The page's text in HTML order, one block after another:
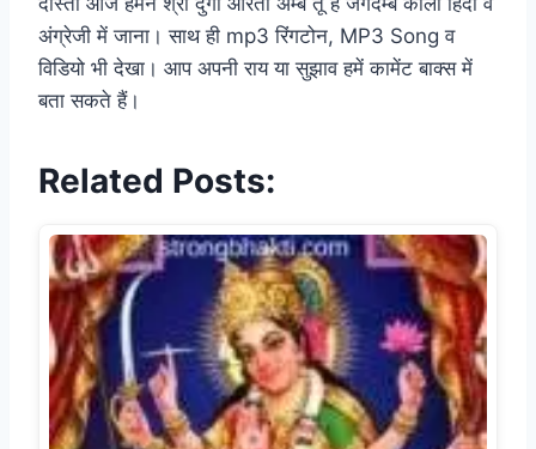
अंग्रेजी में जाना। साथ ही mp3 रिंगटोन, MP3 Song व
विडियो भी देखा। आप अपनी राय या सुझाव हमें कामेंट बाक्स में
बता सकते हैं।
Related Posts: